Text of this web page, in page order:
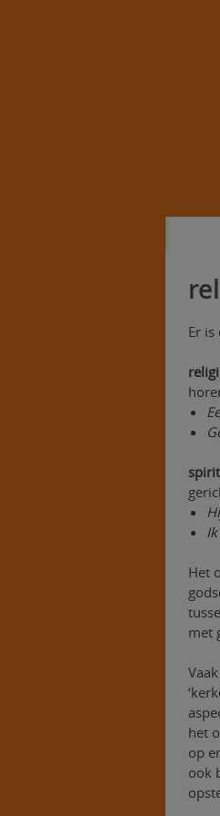
Er
Het
met
het
op
ook